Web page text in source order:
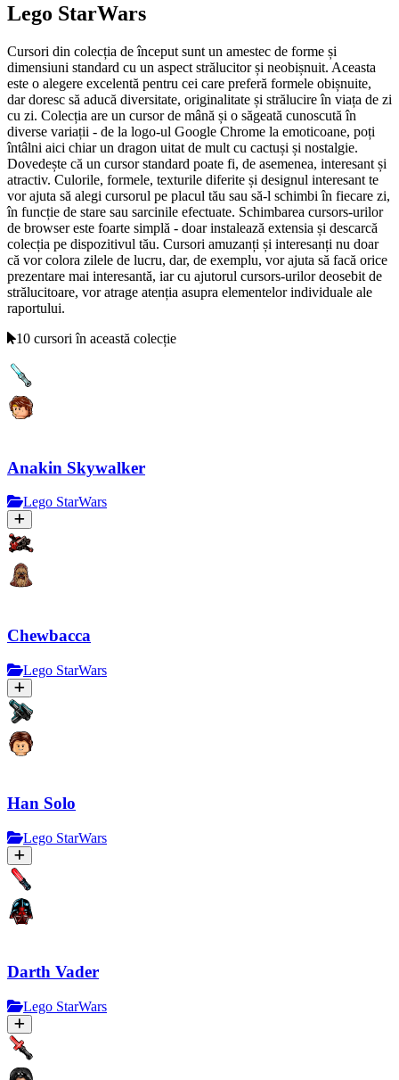
Lego StarWars
Cursori din colecția de început sunt un amestec de forme și
dimensiuni standard cu un aspect strălucitor și neobișnuit. Aceasta
este o alegere excelentă pentru cei care preferă formele obișnuite,
dar doresc să aducă diversitate, originalitate și strălucire în viața de zi
cu zi. Colecția are un cursor de mână și o săgeată cunoscută în
diverse variații - de la logo-ul Google Chrome la emoticoane, poți
întâlni aici chiar un dragon uitat de mult cu cactuși și nostalgie.
Dovedește că un cursor standard poate fi, de asemenea, interesant și
atractiv. Culorile, formele, texturile diferite și designul interesant te
vor ajuta să alegi cursorul pe placul tău sau să-l schimbi în fiecare zi,
în funcție de stare sau sarcinile efectuate. Schimbarea cursors-urilor
de browser este foarte simplă - doar instalează extensia și descarcă
colecția pe dispozitivul tău. Cursori amuzanți și interesanți nu doar
că vor colora zilele de lucru, dar, de exemplu, vor ajuta să facă orice
prezentare mai interesantă, iar cu ajutorul cursors-urilor deosebit de
strălucitoare, vor atrage atenția asupra elementelor individuale ale
raportului.
10 cursori în această colecție
Anakin Skywalker
Lego StarWars
Chewbacca
Lego StarWars
Han Solo
Lego StarWars
Darth Vader
Lego StarWars